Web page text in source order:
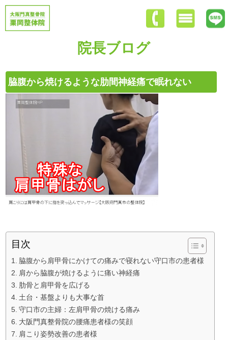
院長ブログ
脇腹から焼けるような肋間神経痛で眠れない
目次
脇腹から肩甲骨にかけての痛みで寝れない守口市の患者様
肩から脇腹が焼けるように痛い神経痛
肋骨と肩甲骨を広げる
土台・基盤よりも大事な首
守口市の主婦：左肩甲骨の焼ける痛み
大阪門真整骨院の腰痛患者様の笑顔
肩こり姿勢改善の患者様